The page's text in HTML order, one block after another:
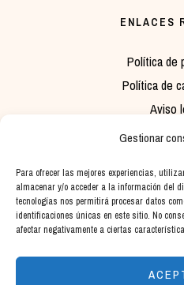
Gestionar
Para ofrecer las mejores experiencias,
almacenar y/o acceder a la información del
tecnologías nos permitirá procesar datos
identificaciones únicas en este sitio. No
afectar negativamente a ciertas
ENLACES
Política de
Política de
Aviso
Política
INFORMACIÓN
Dirección: Av. Plasencia, 65,